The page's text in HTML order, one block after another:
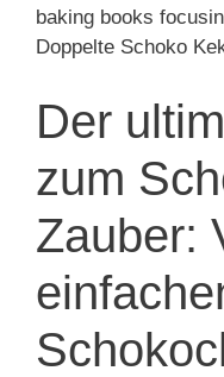
baking books
Doppelte Schoko
Der
zum
Zauber: